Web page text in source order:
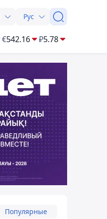
Рус
€542.16 ₽5.78
Популярные